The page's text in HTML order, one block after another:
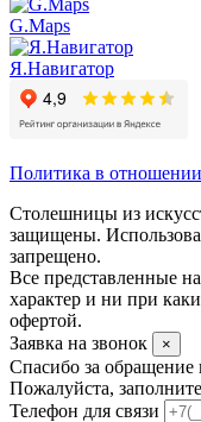
G.Maps
Я.Навигатор
Политика в
Столешницы из
защищены.
запрещено.
Все представленные
характер и ни при
офертой.
Заявка на звонок
×
Спасибо за
Пожалуйста,
Телефон для связи